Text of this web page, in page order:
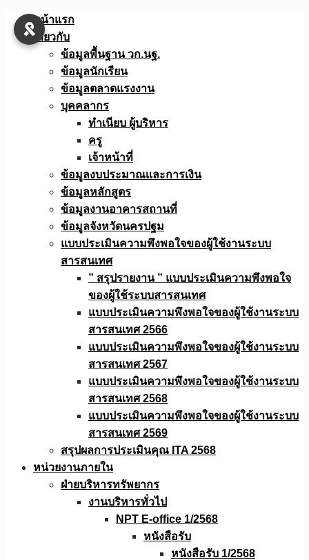
Skip
หน้าแรก
เกี่ยวกับ
ข้อมูลพื้นฐาน วก.นฐ.
ข้อมูลนักเรียน
ข้อมูลตลาดแรงงาน
บุคคลากร
ทำเนียบ ผู้บริหาร
ครู
เจ้าหน้าที่
ข้อมูลงบประมาณเเละการเงิน
ข้อมูลหลักสูตร
ข้อมูลงานอาคารสถานที่
ข้อมูลจังหวัดนครปฐม
แบบประเมินความพึงพอใจของผู้ใช้งานระบบ
สารสนเทศ
” สรุปรายงาน ” แบบประเมินความพึงพอใจ
ของผู้ใช้ระบบสารสนเทศ
แบบประเมินความพึงพอใจของผู้ใช้งานระบบ
สารสนเทศ 2566
แบบประเมินความพึงพอใจของผู้ใช้งานระบบ
สารสนเทศ 2567
แบบประเมินความพึงพอใจของผู้ใช้งานระบบ
สารสนเทศ 2568
แบบประเมินความพึงพอใจของผู้ใช้งานระบบ
สารสนเทศ 2569
สรุปผลการประเมินคุณ ITA 2568
หน่วยงานภายใน
ฝ่ายบริหารทรัพยากร
งานบริหารทั่วไป
NPT E-office 1/2568
หนังสือรับ
หนังสือรับ 1/2568